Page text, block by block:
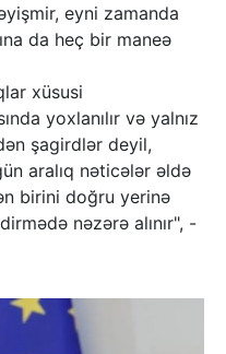
eyni zamanda
da heç bir maneə
xüsusi
yoxlanılır və yalnız
şagirdlər deyil,
aralıq nəticələr əldə
birini doğru yerinə
nəzərə alınır", -